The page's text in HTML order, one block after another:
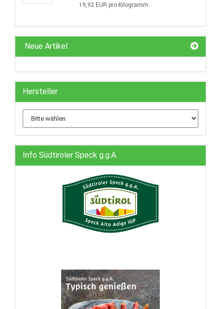
19,92 EUR pro Kilogramm
Neue Artikel
Hersteller
Info Südtiroler Speck g.g.A.